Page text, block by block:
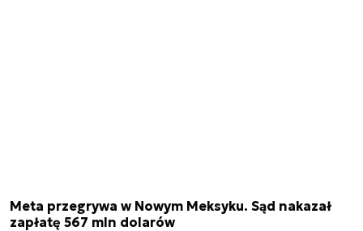
Meta przegrywa w Nowym Meksyku. Sąd nakazał
zapłatę 567 mln dolarów